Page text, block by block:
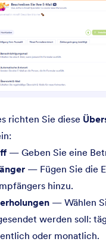
richten Sie diese
— Geben Sie eine
— Fügen Sie die
hinzu.
— Wählen
werden soll:
oder monatlich.